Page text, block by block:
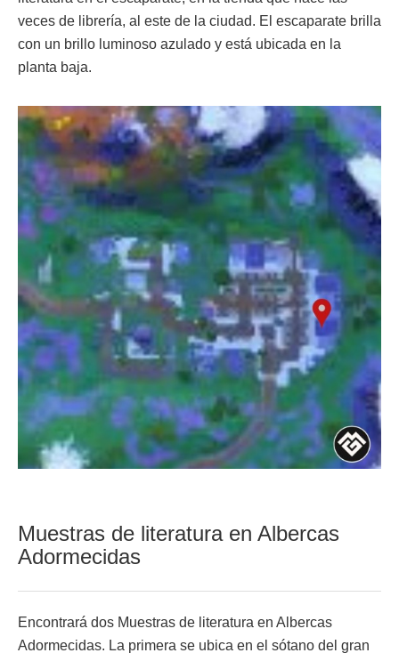
veces de librería, al este de la ciudad. El escaparate brilla
con un brillo luminoso azulado y está ubicada en la
planta baja.
Muestras de literatura en Albercas
Adormecidas
Encontrará dos Muestras de literatura en Albercas
Adormecidas. La primera se ubica en el sótano del gran